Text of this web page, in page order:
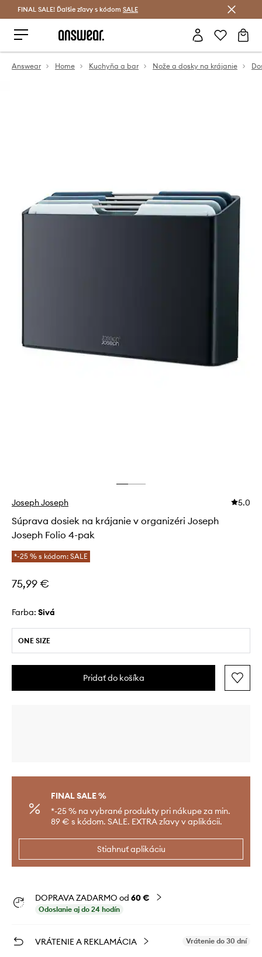
Šetrite s Answear Club >
FINAL SALE! Ďalšie zľavy s kódom SALE
Answear Home Kuchyňa a bar Nože a dosky na krájanie
Joseph Joseph 5.0
Súprava dosiek na krájanie v organizéri Joseph
Joseph Folio 4-pak
*-25 % s kódom: SALE
75,99 €
Farba: sivá
ONE SIZE
Pridať do košíka
FINAL SALE %
*-25 % na vybrané produkty pri nákupe za min.
89 € s kódom. SALE. EXTRA zľavy v aplikácii.
Stiahnuť aplikáciu
DOPRAVA ZADARMO od 60 €
Odoslanie aj do 24 hodín
VRÁTENIE A REKLAMÁCIA Vrátenie do 30 dní